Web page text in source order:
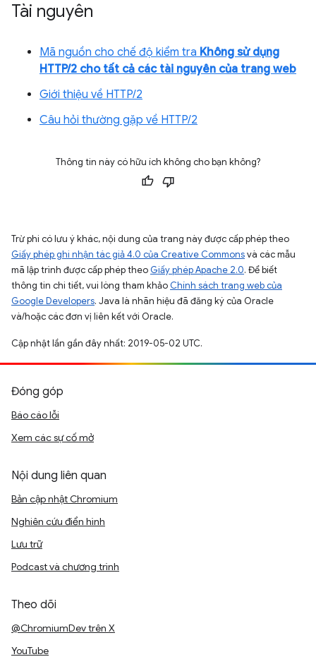
Tài nguyên
Mã nguồn cho chế độ kiểm tra Không sử dụng
HTTP/2 cho tất cả các tài nguyên của trang web
Giới thiệu về HTTP/2
Câu hỏi thường gặp về HTTP/2
Thông tin này có hữu ích không cho bạn không?
Trừ phi có lưu ý khác, nội dung của trang này được cấp phép theo
Giấy phép ghi nhận tác giả 4.0 của Creative Commonsvà các mẫu
mã lập trình được cấp phép theo Giấy phép Apache 2.0. Để biết
thông tin chi tiết, vui lòng tham khảo Chính sách trang web của
Google Developers. Java là nhãn hiệu đã đăng ký của Oracle
và/hoặc các đơn vị liên kết với Oracle.
Cập nhật lần gần đây nhất: 2019-05-02 UTC.
Đóng góp
Báo cáo lỗi
Xem các sự cố mở
Nội dung liên quan
Bản cập nhật Chromium
Nghiên cứu điển hình
Lưu trữ
Podcast và chương trình
Theo dõi
@ChromiumDev trên X
YouTube